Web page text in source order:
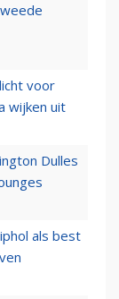
voor
wijken uit
Dulles
als best